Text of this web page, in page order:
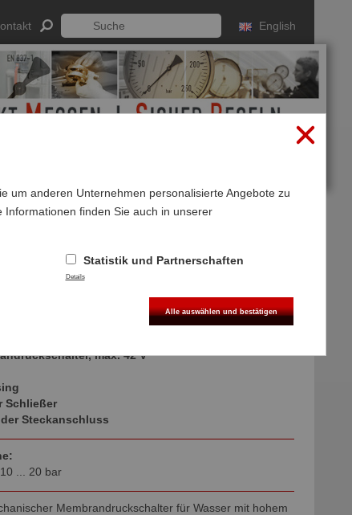
English
Registrieren
Anmelden
max. 42 V
Schließer
Steckanschluss
... 20 bar
Membrandruckschalter für Wasser mit hohem
um anderen Unternehmen personalisierte Angebote zu
finden Sie auch in unserer
Statistik und Partnerschaften
Details
Alle auswählen und bestätigen